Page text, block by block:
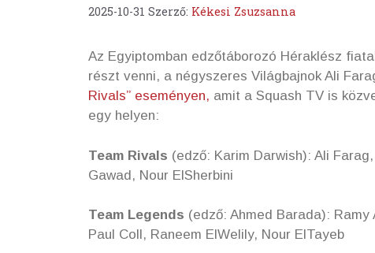
2025-10-31 Szerző: Kékesi Zsuzsanna
Az Egyiptomban edzőtáborozó Héraklész
részt venni, a négyszeres Világbajnok Ali
Rivals” eseményen, amit a Squash TV is
egy helyen:
Team Rivals (edző: Karim Darwish): Ali
Gawad, Nour ElSherbini
Team Legends (edző: Ahmed Barada): Ramy
Paul Coll, Raneem ElWelily, Nour ElTayeb